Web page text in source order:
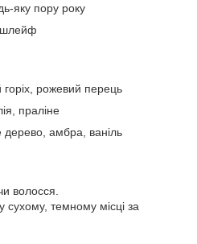
яку пору року
шлейф
горіх, рожевий перець
праліне
дерево, амбра, ваніль
волосся.
темному місці за